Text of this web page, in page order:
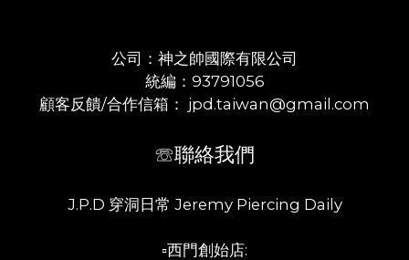
公司：神之帥國際有限公司
統編：93791056
顧客反饋/合作信箱： jpd.taiwan@gmail.com
☏聯絡我們
J.P.D 穿洞日常 Jeremy Piercing Daily
▫️西門創始店: